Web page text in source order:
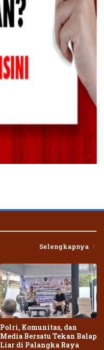
Selengkapnya
Polri, Komunitas, dan
Media Bersatu Tekan Balap
Liar di Palangka Raya